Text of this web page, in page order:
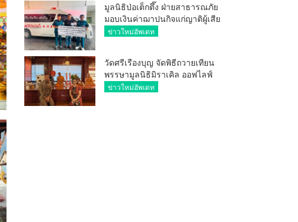
มูลนิธิป่อเต็กตึ๊ง ฝ่ายสาธารณภัย
มอบเงินค่าฌาปนกิจแก่ญาติผู้เสีย
ชีวิต จากเหตุเพลิงไหม้ โรงเบียร์ ณ
ข่าวใหม่อัพเดท
วัดศรีเรืองบุญ จัดพิธีถวายเทียน
พรรษามูลนิธิมิราเคิล ออฟไลฟ์
ประจำปี 2569 พล.ต.ต.ศิริวัฒน์
ข่าวใหม่อัพเดท